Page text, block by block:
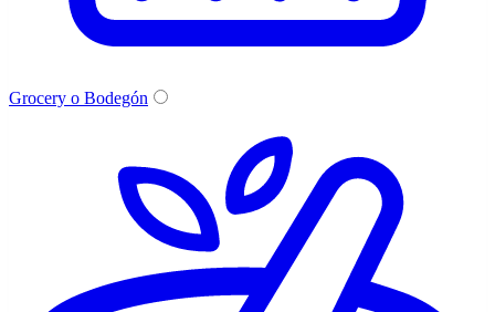
Grocery o Bodegón